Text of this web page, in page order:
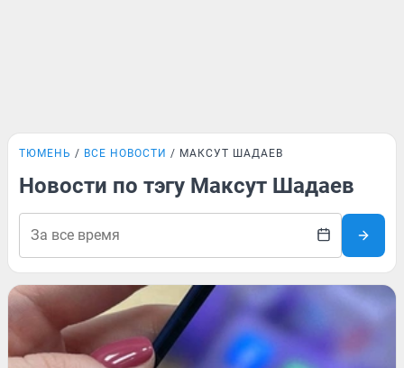
ТЮМЕНЬ ВСЕ НОВОСТИ МАКСУТ ШАДАЕВ
Новости по тэгу Максут Шадаев